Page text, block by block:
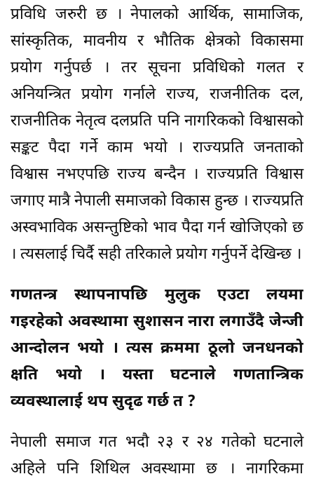
प्रविधि जरुरी छ । नेपालको आर्थिक, सामाजिक,
सांस्कृतिक, मावनीय र भौतिक क्षेत्रको विकासमा
प्रयोग गर्नुपर्छ । तर सूचना प्रविधिको गलत र
अनियन्त्रित प्रयोग गर्नाले राज्य, राजनीतिक दल,
राजनीतिक नेतृत्व दलप्रति पनि नागरिकको विश्वासको
सङ्कट पैदा गर्ने काम भयो । राज्यप्रति जनताको
विश्वास नभएपछि राज्य बन्दैन । राज्यप्रति विश्वास
जगाए मात्रै नेपाली समाजको विकास हुन्छ । राज्यप्रति
अस्वभाविक असन्तुष्टिको भाव पैदा गर्न खोजिएको छ
। त्यसलाई चिर्दै सही तरिकाले प्रयोग गर्नुपर्ने देखिन्छ ।
गणतन्त्र स्थापनापछि मुलुक एउटा लयमा
गइरहेको अवस्थामा सुशासन नारा लगाउँदै जेन्जी
आन्दोलन भयो । त्यस क्रममा ठूलो जनधनको
क्षति भयो । यस्ता घटनाले गणतान्त्रिक
व्यवस्थालाई थप सुदृढ गर्छ त ?
नेपाली समाज गत भदौ २३ र २४ गतेको घटनाले
अहिले पनि शिथिल अवस्थामा छ । नागरिकमा